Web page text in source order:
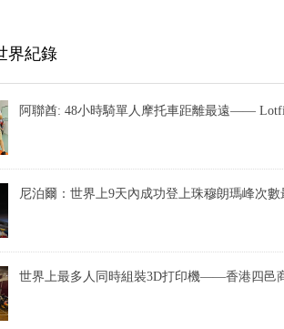
阿聯酋: 48小時騎單人摩托車距離最遠——
尼泊爾：世界上9天內成功登上珠穆朗瑪峰次
世界上最多人同時組裝3D打印機——香港四邑
界紀錄